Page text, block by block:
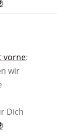
vorne:
wir
Dich